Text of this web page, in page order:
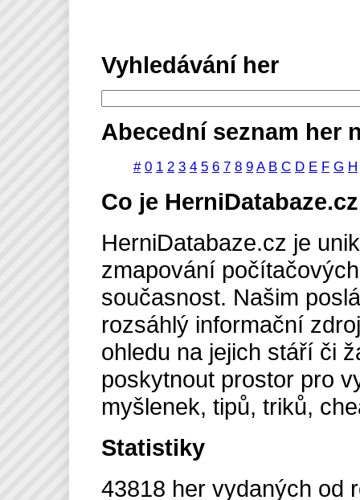
Vyhledávání her
Abecední seznam her
# 0 1 2 3 4 5 6 7 8 9 A B C D E F G H
Co je HerniDatabaze.cz
HerniDatabaze.cz je
zmapování
současnost. Našim
rozsáhlý informační
ohledu na jejich stáří či
poskytnout prostor pro
myšlenek, tipů, triků,
Statistiky
43818 her vydaných od